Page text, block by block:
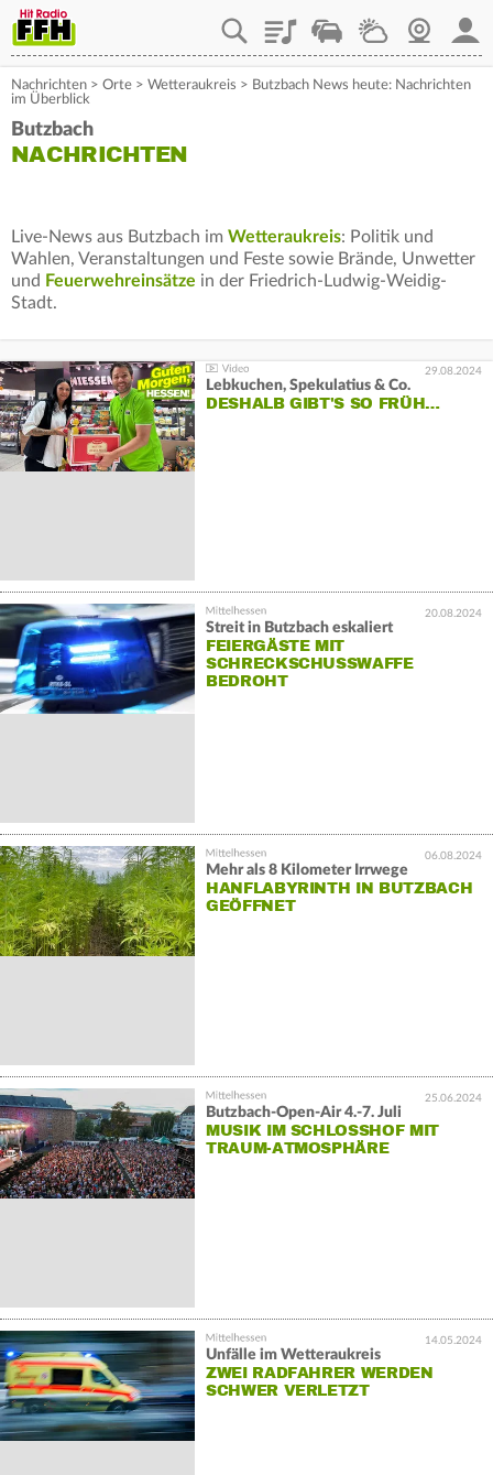
PlaylistStaupilotWetterWebcam
Nachrichten > Orte > Wetteraukreis > Butzbach News heute: Nachrichten
im Überblick
Butzbach
NACHRICHTEN
Live-News aus Butzbach im Wetteraukreis: Politik und
Wahlen, Veranstaltungen und Feste sowie Brände, Unwetter
und Feuerwehreinsätze in der Friedrich-Ludwig-Weidig-
Stadt.
29.08.2024
Lebkuchen, Spekulatius & Co.
DESHALB GIBT'S SO FRÜH…
20.08.2024
Streit in Butzbach eskaliert
FEIERGÄSTE MIT
SCHRECKSCHUSSWAFFE
BEDROHT
06.08.2024
Mehr als 8 Kilometer Irrwege
HANFLABYRINTH IN BUTZBACH
GEÖFFNET
25.06.2024
Butzbach-Open-Air 4.-7. Juli
MUSIK IM SCHLOSSHOF MIT
TRAUM-ATMOSPHÄRE
14.05.2024
Unfälle im Wetteraukreis
ZWEI RADFAHRER WERDEN
SCHWER VERLETZT